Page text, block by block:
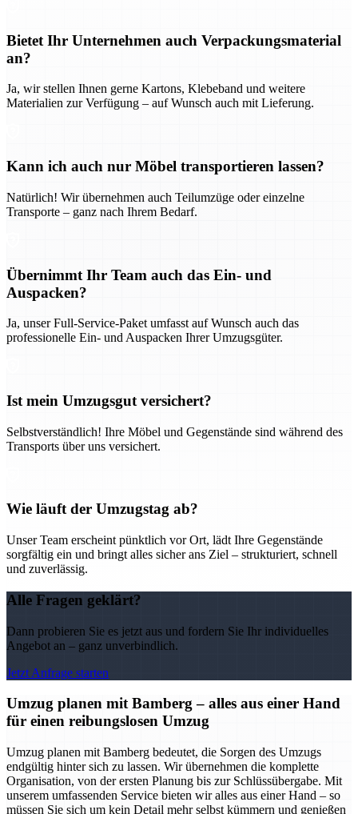
Bietet Ihr Unternehmen auch Verpackungsmaterial
an?
Ja, wir stellen Ihnen gerne Kartons, Klebeband und weitere
Materialien zur Verfügung – auf Wunsch auch mit Lieferung.
Kann ich auch nur Möbel transportieren lassen?
Natürlich! Wir übernehmen auch Teilumzüge oder einzelne
Transporte – ganz nach Ihrem Bedarf.
Übernimmt Ihr Team auch das Ein- und
Auspacken?
Ja, unser Full-Service-Paket umfasst auf Wunsch auch das
professionelle Ein- und Auspacken Ihrer Umzugsgüter.
Ist mein Umzugsgut versichert?
Selbstverständlich! Ihre Möbel und Gegenstände sind während des
Transports über uns versichert.
Wie läuft der Umzugstag ab?
Unser Team erscheint pünktlich vor Ort, lädt Ihre Gegenstände
sorgfältig ein und bringt alles sicher ans Ziel – strukturiert, schnell
und zuverlässig.
Alle Fragen geklärt?
Dann probieren Sie es jetzt aus und fordern Sie Ihr individuelles
Angebot an – ganz unverbindlich.
Jetzt Anfrage starten
Umzug planen mit Bamberg – alles aus einer Hand
für einen reibungslosen Umzug
Umzug planen mit Bamberg bedeutet, die Sorgen des Umzugs
endgültig hinter sich zu lassen. Wir übernehmen die komplette
Organisation, von der ersten Planung bis zur Schlüssübergabe. Mit
unserem umfassenden Service bieten wir alles aus einer Hand – so
müssen Sie sich um kein Detail mehr selbst kümmern und genießen